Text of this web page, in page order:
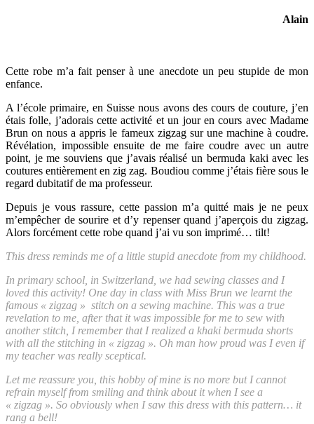
Alain
Cette robe m’a fait penser à une anecdote un peu stupide de mon
enfance.
A l’école primaire, en Suisse nous avons des cours de couture, j’en
étais folle, j’adorais cette activité et un jour en cours avec Madame
Brun on nous a appris le fameux zigzag sur une machine à coudre.
Révélation, impossible ensuite de me faire coudre avec un autre
point, je me souviens que j’avais réalisé un bermuda kaki avec les
coutures entièrement en zig zag. Boudiou comme j’étais fière sous le
regard dubitatif de ma professeur.
Depuis je vous rassure, cette passion m’a quitté mais je ne peux
m’empêcher de sourire et d’y repenser quand j’aperçois du zigzag.
Alors forcément cette robe quand j’ai vu son imprimé… tilt!
This dress reminds me of a little stupid anecdote from my childhood.
In primary school, in Switzerland, we had sewing classes and I
loved this activity! One day in class with Miss Brun we learnt the
famous « zigzag » stitch on a sewing machine. This was a true
revelation to me, after that it was impossible for me to sew with
another stitch, I remember that I realized a khaki bermuda shorts
with all the stitching in « zigzag ». Oh man how proud was I even if
my teacher was really sceptical.
Let me reassure you, this hobby of mine is no more but I cannot
refrain myself from smiling and think about it when I see a
« zigzag ». So obviously when I saw this dress with this pattern… it
rang a bell!